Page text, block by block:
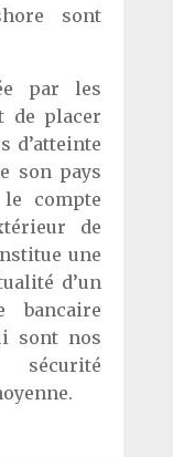
sont
par les
de placer
d’atteinte
son pays
compte
de
une
d’un
bancaire
sont nos
sécurité